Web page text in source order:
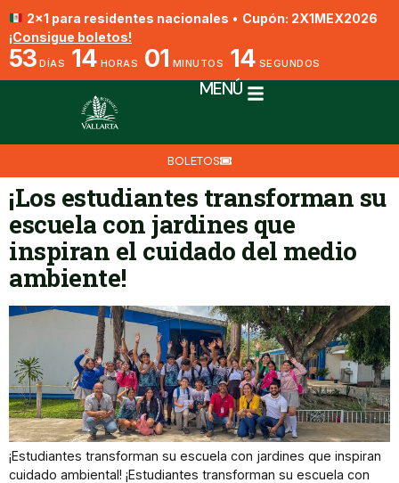
2x1 para residentes nacionales • Cupón: 2X1MEX2026
¡Consigue boletos!
53 DÍAS 14 HORAS 01 MINUTOS 14 SEGUNDOS
MENÚ
BOLETOS
¡Los estudiantes transforman su
escuela con jardines que
inspiran el cuidado del medio
ambiente!
¡Estudiantes transforman su escuela con jardines que inspiran
cuidado ambiental! ¡Estudiantes transforman su escuela con